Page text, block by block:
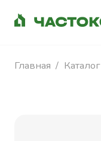
Главная Каталог